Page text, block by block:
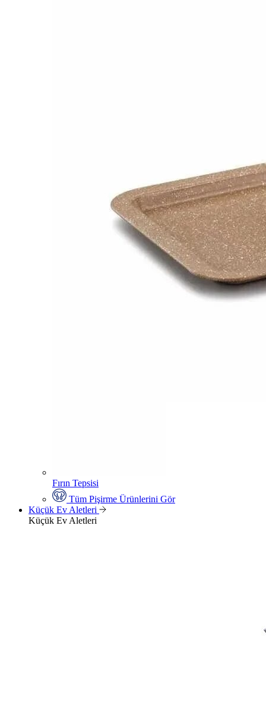
Fırın Tepsisi
Tüm Pişirme Ürünlerini Gör
Küçük Ev Aletleri
Küçük Ev Aletleri